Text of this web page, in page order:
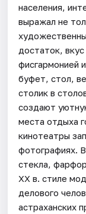
населения,
выражал не
достаток,
фисгармонией
буфет, стол,
столик в
создают
места отдыха
кинотеатры
фотографиях.
стекла,
XX в. стиле
делового
астраханских